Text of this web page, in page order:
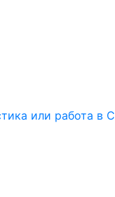
или работа в